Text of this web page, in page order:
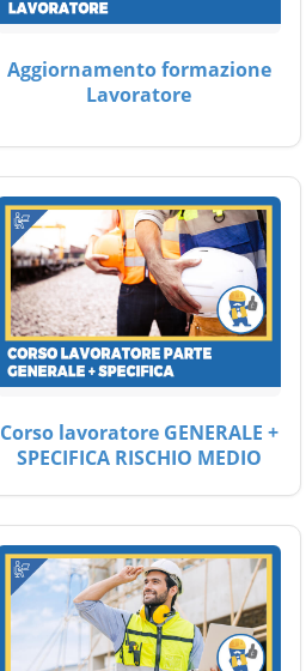
Aggiornamento formazione
Lavoratore
Corso lavoratore GENERALE +
SPECIFICA RISCHIO MEDIO